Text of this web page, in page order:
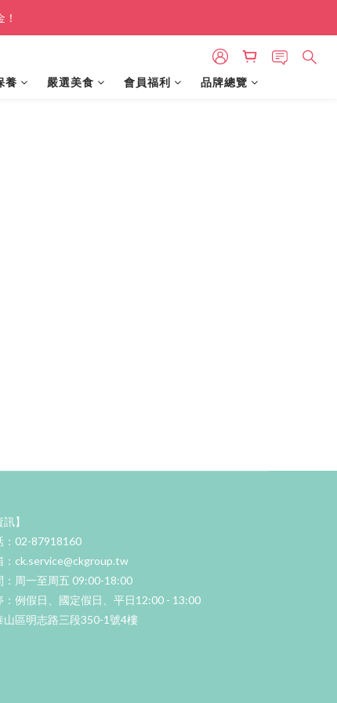
養 嚴選美食 會員福利 品牌總覽
】
：02-87918160
：ck.service@ckgroup.tw
：周一至周五 09:00-18:00
：例假日、國定假日、平日12:00 - 13:00
山區明志路三段350-1號4樓